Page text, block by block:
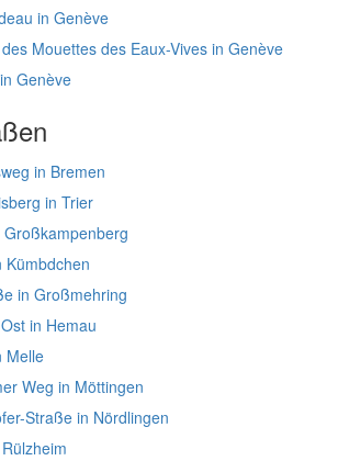
in Genève
Mouettes des Eaux-Vives in Genève
Genève
in Bremen
in Trier
Kümbdchen
in Großmehring
in Hemau
Melle
Weg in Möttingen
Straße in Nördlingen